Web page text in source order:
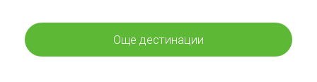
Още дестинации